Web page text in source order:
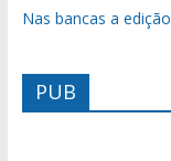
Nas bancas a
PUB